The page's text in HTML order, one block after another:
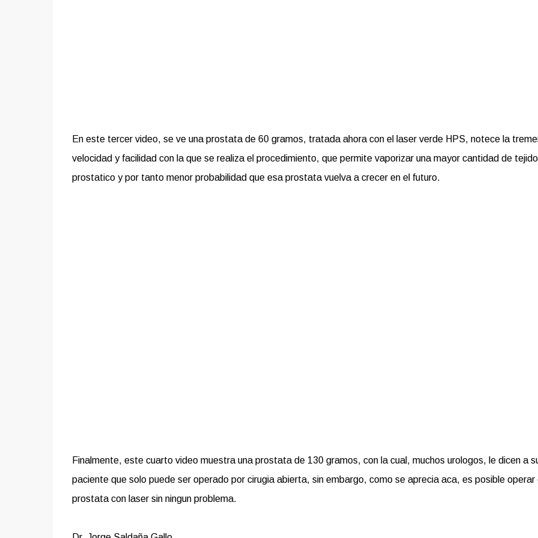
En este tercer video, se ve una prostata de 60 gramos, tratada ahora con el laser verde HPS, notece la
velocidad y facilidad con la que se realiza el procedimiento, que permite vaporizar una mayor cantidad de tejido
prostatico y por tanto menor probabilidad que esa prostata vuelva a crecer en el futuro.
Finalmente, este cuarto video muestra una prostata de 130 gramos, con la cual, muchos urologos, le dicen a
paciente que solo puede ser operado por cirugia abierta, sin embargo, como se aprecia aca, es posible operar
prostata con laser sin ningun problema.